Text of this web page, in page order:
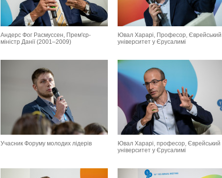
Андерс Фог Расмуссен, Прем'єр-
міністр Данії (2001–2009)
Ювал Харарі, Професор, Єврейський
університет у Єрусалимі
Учасник Форуму молодих лідерів
Ювал Харарі, професор, Єврейський
університет у Єрусалимі